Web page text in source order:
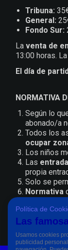
Tribuna:
General:
Fondo Sur:
La venta de
13:00 horas. La
El día de
NORMATIVA
Según lo
abonado/a
Todos los
ocupar
Los niños
Las
propia
Solo se
Normativa
*La categoría